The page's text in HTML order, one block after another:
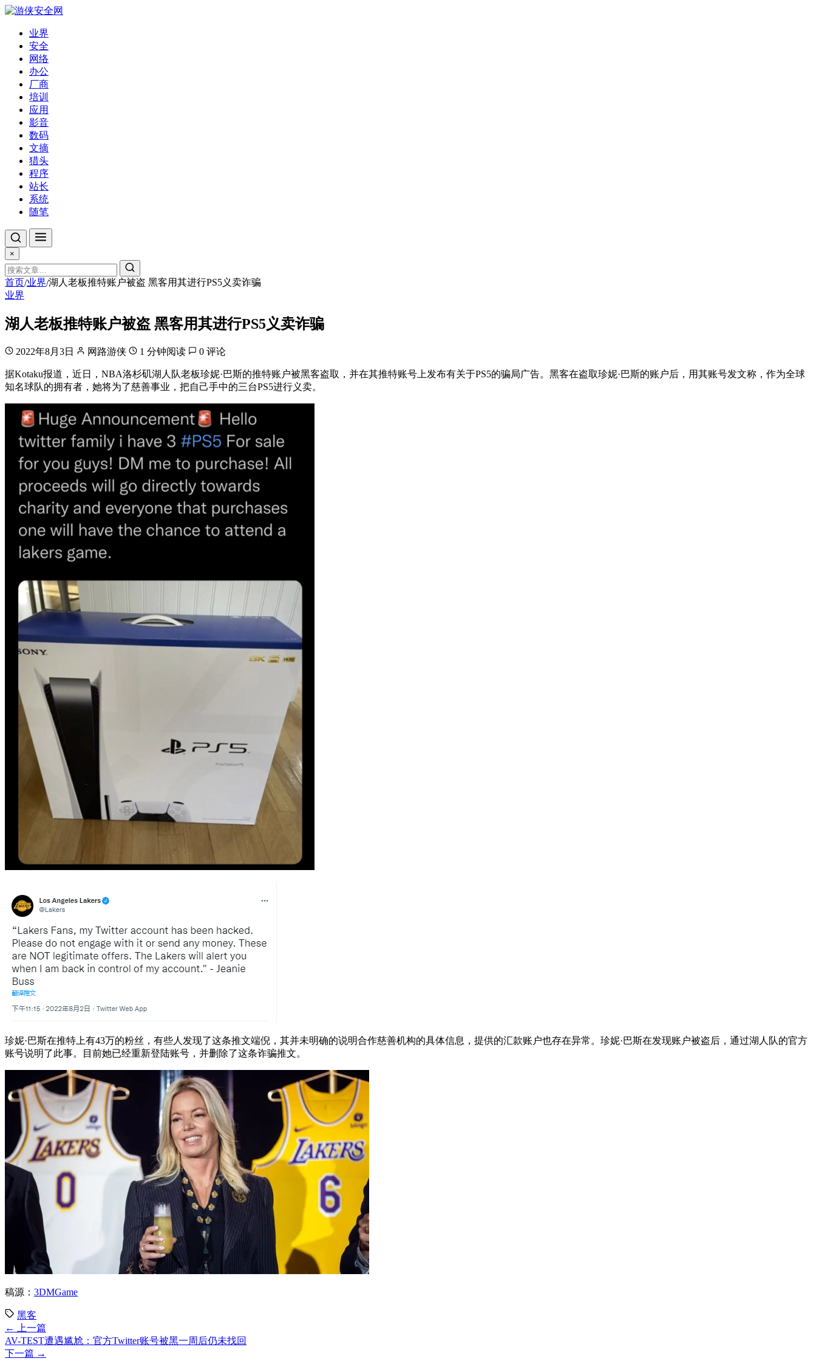
业界
安全
网络
办公
厂商
培训
应用
影音
数码
文摘
猎头
程序
站长
系统
随笔
×
首页/业界/湖人老板推特账户被盗 黑客用其进行PS5义卖诈骗
业界
湖人老板推特账户被盗 黑客用其进行PS5义卖诈骗
2022年8月3日 网路游侠 1 分钟阅读 0 评论
据Kotaku报道，近日，NBA洛杉矶湖人队老板珍妮·巴斯的推特账户被黑客盗取，并在其推特账号上发布有关于PS5的骗局广告。黑客在盗取珍妮·巴斯的账户后，用其账号发文称，作为全球
知名球队的拥有者，她将为了慈善事业，把自己手中的三台PS5进行义卖。
珍妮·巴斯在推特上有43万的粉丝，有些人发现了这条推文端倪，其并未明确的说明合作慈善机构的具体信息，提供的汇款账户也存在异常。珍妮·巴斯在发现账户被盗后，通过湖人队的官方
账号说明了此事。目前她已经重新登陆账号，并删除了这条诈骗推文。
稿源： 3DMGame
黑客
← 上一篇
AV-TEST遭遇尴尬：官方Twitter账号被黑一周后仍未找回
下一篇 →